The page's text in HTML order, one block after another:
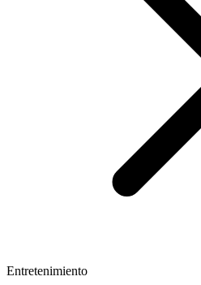
Entretenimiento